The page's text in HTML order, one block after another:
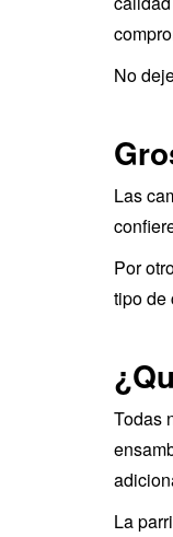
No
Las
Por
tipo de
Todas
La